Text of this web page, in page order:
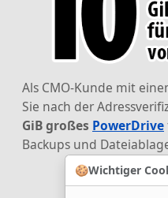
🍪Wichtiger
Als CMO-Kunde mit
Sie nach der
GiB großes PowerDrive
Backups und